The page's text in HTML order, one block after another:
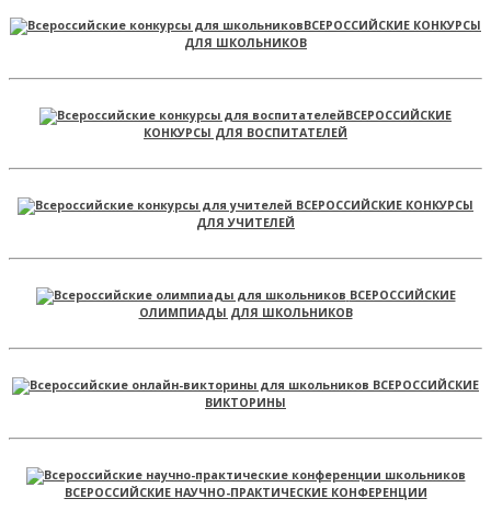
ВСЕРОССИЙСКИЕ КОНКУРСЫ
ДЛЯ ШКОЛЬНИКОВ
ВСЕРОССИЙСКИЕ
КОНКУРСЫ ДЛЯ ВОСПИТАТЕЛЕЙ
ВСЕРОССИЙСКИЕ КОНКУРСЫ
ДЛЯ УЧИТЕЛЕЙ
ВСЕРОССИЙСКИЕ
ОЛИМПИАДЫ ДЛЯ ШКОЛЬНИКОВ
ВСЕРОССИЙСКИЕ
ВИКТОРИНЫ
ВСЕРОССИЙСКИЕ НАУЧНО-ПРАКТИЧЕСКИЕ КОНФЕРЕНЦИИ